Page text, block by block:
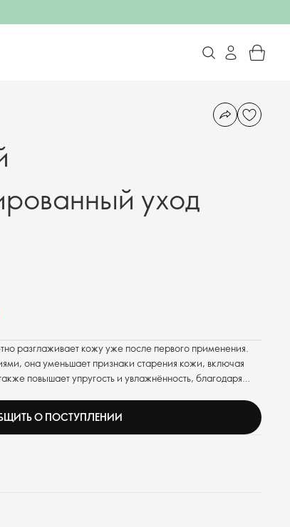
уход
разглаживает кожу уже после первого применения.
она уменьшает признаки старения кожи, включая
повышает упругость и увлажнённость, благодаря
О ПОСТУПЛЕНИИ